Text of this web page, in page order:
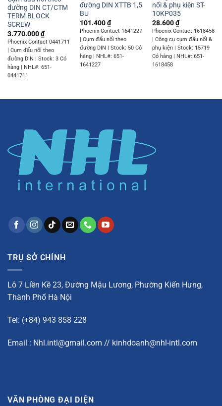
đường DIN CT/CTM
TERM BLOCK
SCREW
3.770.000₫
Phoenix Contact 0441711
| Cụm đấu nối theo
đường DIN | Stock: 3 Có
hàng | NHL#: 651-
0441711
đường DIN XTTB 1,5
BU
101.400₫
Phoenix Contact 1641227
| Cụm đấu nối theo
đường DIN | Stock: 50 Có
hàng | NHL#: 651-
1641227
nối & phụ kiện ST-
10KP035
28.600₫
Phoenix Contact 1618458
| Công cụ cụm đấu nối &
phụ kiện | Stock: 15719
Có hàng | NHL#: 651-
1618458
TRỤ SỞ CHÍNH
Lô 7 Liền Kề 23, Đường Mậu Lương, Phường Kiến Hưng,
Thành Phố Hà Nội
Tel: (+84) 943 858 228
Email : Nhl.intl@gmail.com // kinhdoanh@nhl-intl.com
VĂN PHÒNG ĐẠI DIỆN